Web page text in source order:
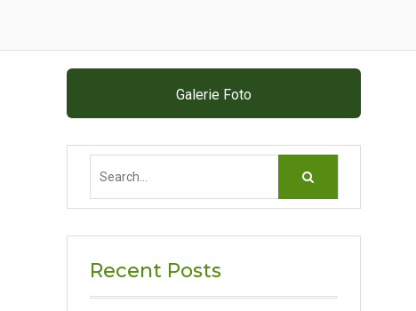
Galerie Foto
Recent Posts